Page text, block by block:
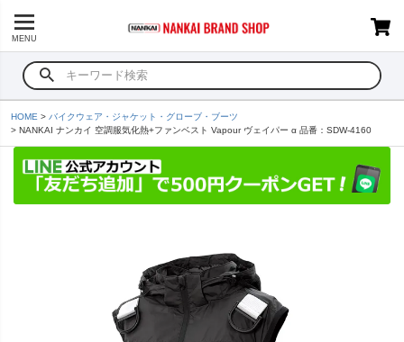
MENU
HOME
バイクウェア・ジャケット・グローブ・ブーツ
NANKAI ナンカイ 空調服気化熱+ファンベスト Vapour ヴェイパー α 品番：SDW-4160